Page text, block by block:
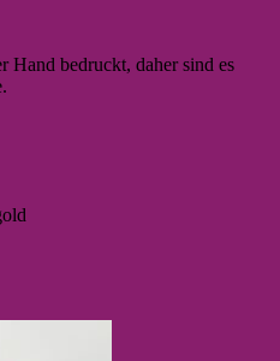
Hand bedruckt, daher sind es